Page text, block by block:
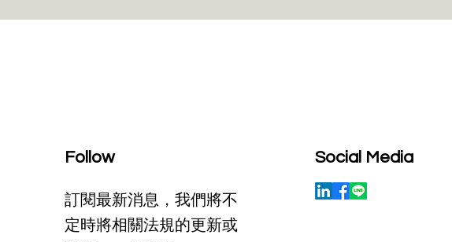
Korea Wi-Fi 7 簡化SAR測量方
Follow
訂閱最新消息，我們將不
定時將相關法規的更新或
Social Media